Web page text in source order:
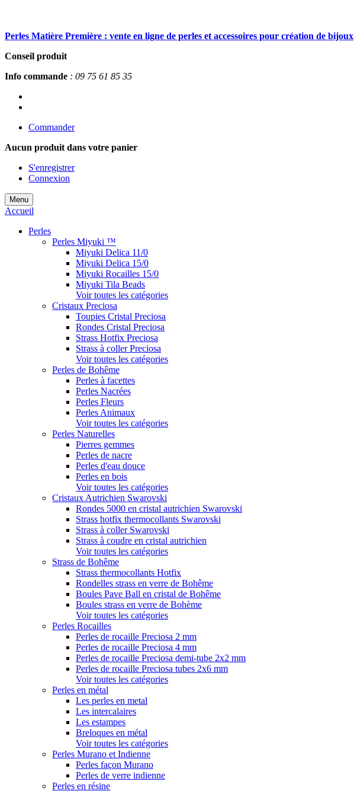
Perles Matière Première : vente en ligne de perles et accessoires pour création de bijoux
Conseil produit
Info commande : 09 75 61 85 35
Commander
Aucun produit dans votre panier
S'enregistrer
Connexion
Menu
Accueil
Perles
Perles Miyuki ™
Miyuki Delica 11/0
Miyuki Delica 15/0
Miyuki Rocailles 15/0
Miyuki Tila Beads
Voir toutes les catégories
Cristaux Preciosa
Toupies Cristal Preciosa
Rondes Cristal Preciosa
Strass Hotfix Preciosa
Strass à coller Preciosa
Voir toutes les catégories
Perles de Bohême
Perles à facettes
Perles Nacrées
Perles Fleurs
Perles Animaux
Voir toutes les catégories
Perles Naturelles
Pierres gemmes
Perles de nacre
Perles d'eau douce
Perles en bois
Voir toutes les catégories
Cristaux Autrichien Swarovski
Rondes 5000 en cristal autrichien Swarovski
Strass hotfix thermocollants Swarovski
Strass à coller Swarovski
Strass à coudre en cristal autrichien
Voir toutes les catégories
Strass de Bohême
Strass thermocollants Hotfix
Rondelles strass en verre de Bohême
Boules Pave Ball en cristal de Bohême
Boules strass en verre de Bohème
Voir toutes les catégories
Perles Rocailles
Perles de rocaille Preciosa 2 mm
Perles de rocaille Preciosa 4 mm
Perles de rocaille Preciosa demi-tube 2x2 mm
Perles de rocaille Preciosa tubes 2x6 mm
Voir toutes les catégories
Perles en métal
Les perles en metal
Les intercalaires
Les estampes
Breloques en métal
Voir toutes les catégories
Perles Murano et Indienne
Perles façon Murano
Perles de verre indienne
Perles en résine